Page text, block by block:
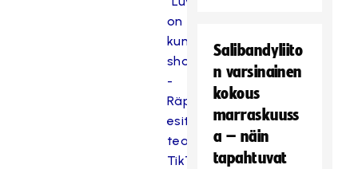
on
kunnon
show”
-
Räpfaija
esittelee
team
TikTokin
Salibandyliito
n varsinainen
kokous
marraskuuss
a – näin
tapahtuvat